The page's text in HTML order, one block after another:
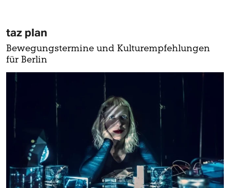
taz plan
Bewegungstermine und Kulturempfehlungen
für Berlin